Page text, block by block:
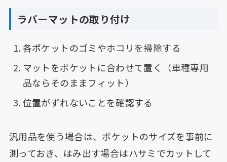
ラバーマットの取り付け
各ポケットのゴミやホコリを掃除する
マットをポケットに合わせて置く（車種専用
品ならそのままフィット）
位置がずれないことを確認する
汎用品を使う場合は、ポケットのサイズを事前に
測っておき、はみ出す場合はハサミでカットして